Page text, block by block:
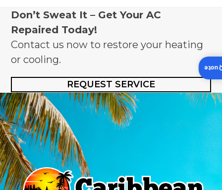
Don’t Sweat It – Get Your AC
Repaired Today!
Contact us now to restore your heating
or cooling.
REQUEST SERVICE